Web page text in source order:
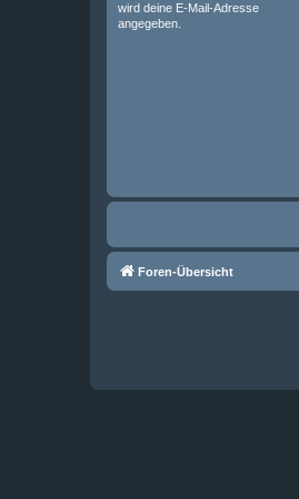
wird deine E-Mail-Adresse
angegeben.
Foren-Übersicht